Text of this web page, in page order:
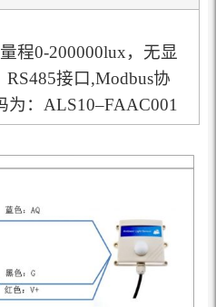
程0-200000lux，无显
接口,Modbus协
：ALS10–FAAC001